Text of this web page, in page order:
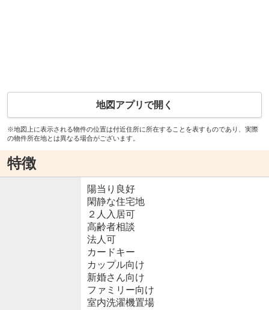
地図アプリで開く
※地図上に表示される物件の位置は付近住所に所在することを表すものであり、実際
の物件所在地とは異なる場合がございます。
特徴
陽当り良好
閑静な住宅地
２人入居可
高齢者相談
法人可
カードキー
カップル向け
新婚さん向け
ファミリー向け
室内洗濯機置場